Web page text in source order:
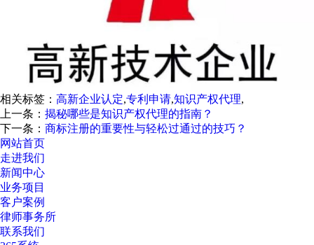
相关标签： 高新企业认定,专利申请,知识产权代理,
上一条： 揭秘哪些是知识产权代理的指南？
下一条： 商标注册的重要性与轻松过通过的技巧？
网站首页
走进我们
新闻中心
业务项目
客户案例
律师事务所
联系我们